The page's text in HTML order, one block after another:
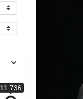
11 736